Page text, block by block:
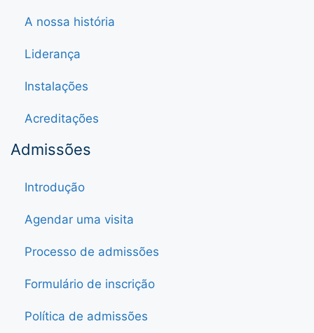
A nossa história
Liderança
Instalações
Acreditações
Admissões
Introdução
Agendar uma visita
Processo de admissões
Formulário de inscrição
Política de admissões